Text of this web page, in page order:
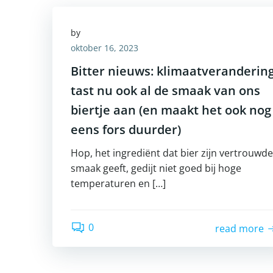
by
oktober 16, 2023
Bitter nieuws:
tast nu ook al de smaak van ons
biertje aan (en maakt het ook nog
eens fors duurder)
Hop, het ingrediënt dat bier zijn vertrouwde
smaak geeft, gedijt niet goed bij hoge
temperaturen en […]
0 read more